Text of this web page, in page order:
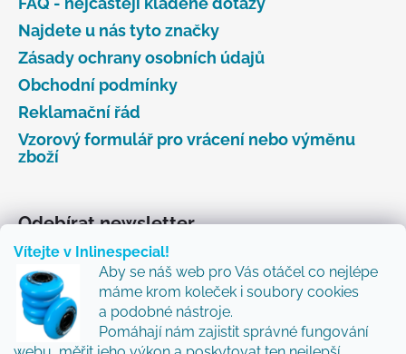
Vítejte v Inlinespecial!
Aby se náš web pro Vás otáčel co nejlépe
máme krom koleček i soubory cookies
a podobné nástroje.
Pomáhají nám zajistit správné fungování
Najdete u nás tyto značky
Zásady ochrany osobních údajů
Obchodní podmínky
Reklamační řád
Vzorový formulář pro vrácení nebo výměnu
zboží
Odebírat newsletter
Vložte svůj e-mail a my vám budeme zasílat informace
o nových produktech na našem e-shopu.
Přidejte se k nám a my Vám budeme zasílat ty nejlepší
novinky a tipy.